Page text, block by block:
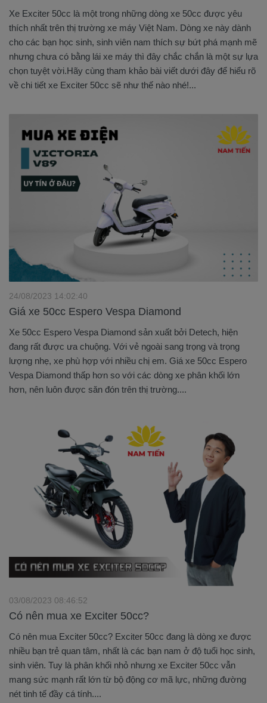
Xe Exciter 50cc là một trong những dòng xe 50cc được yêu
thích nhất trên thị trường xe máy Việt Nam. Dòng xe này dành
cho các bạn học sinh, sinh viên nam thích sự bứt phá mạnh mẽ
nhưng chưa có bằng lái xe máy thì đây chắc chắn là một sự lựa
chọn tuyệt vời.Hãy cùng tham khảo bài viết dưới đây để hiểu rõ
về chi tiết xe Exciter 50cc sẽ như thế nào nhé!...
Giá xe 50cc Espero Vespa Diamond
24/08/2023 14:02:40
Xe 50cc Espero Vespa Diamond sản xuất bởi Detech, hiện
đang rất được ưa chuộng. Với vẻ ngoài sang trọng và trọng
lượng nhẹ, xe phù hợp với nhiều chị em. Giá xe 50cc Espero
Vespa Diamond thấp hơn so với các dòng xe phân khối lớn
hơn, nên luôn được săn đón trên thị trường....
Có nên mua xe Exciter 50cc?
03/08/2023 08:46:52
Có nên mua Exciter 50cc? Exciter 50cc đang là dòng xe được
nhiều bạn trẻ quan tâm, nhất là các bạn nam ở độ tuổi học sinh,
sinh viên. Tuy là phân khối nhỏ nhưng xe Exciter 50cc vẫn
mang sức mạnh rất lớn từ bộ động cơ mã lực, những đường
nét tinh tế đầy cá tính....